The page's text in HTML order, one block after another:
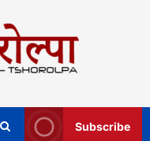
Subscribe